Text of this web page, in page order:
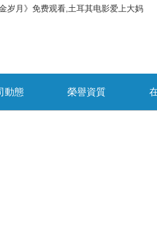
岁月》免费观看,土耳其电影爱上大妈
動態 榮譽資質